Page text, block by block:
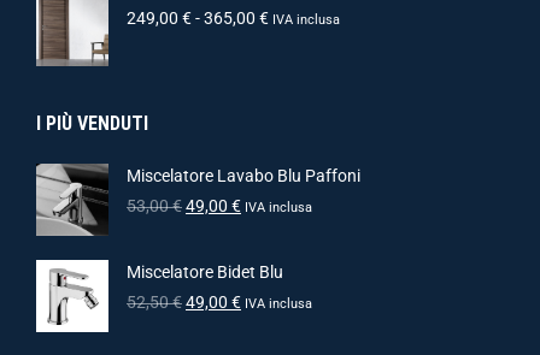
249,00 €-365,00 € IVA inclusa
I PIÙ VENDUTI
Miscelatore Lavabo Blu Paffoni
53,00€49,00 € IVA inclusa
Miscelatore Bidet Blu
52,50€49,00 € IVA inclusa